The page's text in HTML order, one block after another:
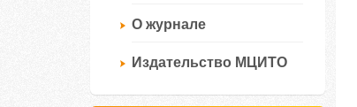
О журнале
Издательство МЦИТО